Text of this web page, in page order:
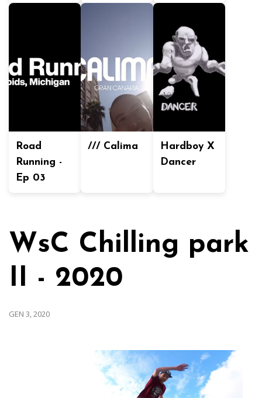
Road
Running -
Ep 03
/// Calima
Hardboy X
Dancer
WsC Chilling park
II - 2020
GEN 3, 2020